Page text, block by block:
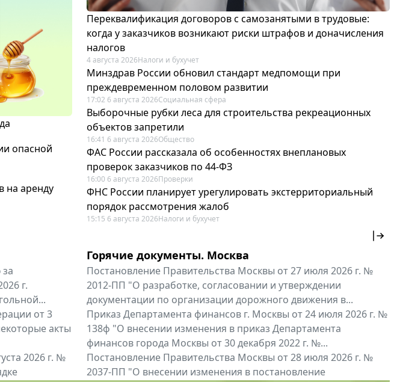
опасной
на аренду
Переквалификация договоров с самозанятыми в трудовые:
когда у заказчиков возникают риски штрафов и доначисления
налогов
4 августа 2026Налоги и бухучет
Минздрав России обновил стандарт медпомощи при
преждевременном половом развитии
17:02 6 августа 2026Социальная сфера
Выборочные рубки леса для строительства рекреационных
объектов запретили
16:41 6 августа 2026Общество
ФАС России рассказала об особенностях внеплановых
проверок заказчиков по 44-ФЗ
16:00 6 августа 2026Проверки
ФНС России планирует урегулировать экстерриториальный
порядок рассмотрения жалоб
15:15 6 августа 2026Налоги и бухучет
г.
от 3
акты
2026 г. №
Горячие документы. Москва
Постановление Правительства Москвы от 27 июля 2026 г. №
2012-ПП "О разработке, согласовании и утверждении
документации по организации дорожного движения в...
Приказ Департамента финансов г. Москвы от 24 июля 2026 г. №
138ф "О внесении изменения в приказ Департамента
финансов города Москвы от 30 декабря 2022 г. №...
Постановление Правительства Москвы от 28 июля 2026 г. №
2037-ПП "О внесении изменения в постановление